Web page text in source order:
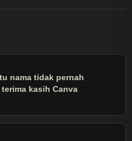
nama tidak pernah
kasih Canva